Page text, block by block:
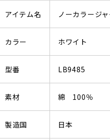
アイテム名 ノーカラージ
カラー ホワイト
型番 LB9485
素材 綿 100％
製造国 日本